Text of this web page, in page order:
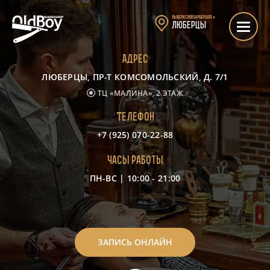
Выбери свой барбершоп:▼
Люберцы
Адрес
ЛЮБЕРЦЫ, ПР-Т КОМСОМОЛЬСКИЙ, Д. 7/1
ТЦ «МАЛИНА», 2 ЭТАЖ
Телефон
+7 (925) 070-22-88
Часы работы
ПН-ВС | 10:00 - 21:00
ЗАПИСЬ ОНЛАЙН